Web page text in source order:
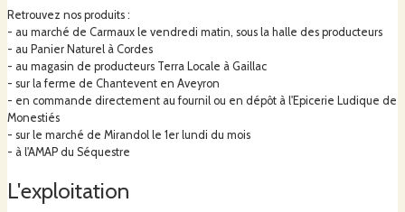
Demi-complet (farine T80)
Petit-épeautre
Raisins et Noisettes
Pain aux graines de tournesol, lin et pavot
Retrouvez nos produits :
- au marché de Carmaux le vendredi matin, sous la halle des producteurs
- au Panier Naturel à Cordes
- au magasin de producteurs Terra Locale à Gaillac
- sur la ferme de Chantevent en Aveyron
- en commande directement au fournil ou en dépôt à l'Epicerie Ludique de
Monestiés
- sur le marché de Mirandol le 1er lundi du mois
- à l'AMAP du Séquestre
L'exploitation